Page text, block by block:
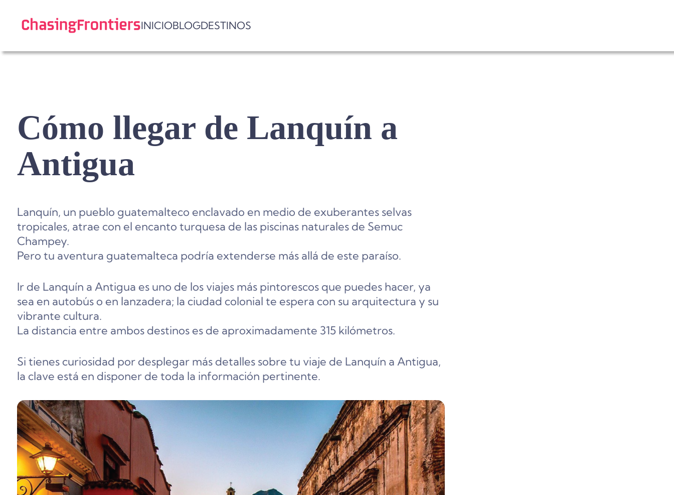
content
INICIOBLOGDESTINOS
Cómo llegar de Lanquín a
Antigua
Lanquín, un pueblo guatemalteco enclavado en medio de exuberantes selvas
tropicales, atrae con el encanto turquesa de las piscinas naturales de Semuc
Champey.
Pero tu aventura guatemalteca podría extenderse más allá de este paraíso.
Ir de Lanquín a Antigua es uno de los viajes más pintorescos que puedes hacer, ya
sea en autobús o en lanzadera; la ciudad colonial te espera con su arquitectura y su
vibrante cultura.
La distancia entre ambos destinos es de aproximadamente 315 kilómetros.
Si tienes curiosidad por desplegar más detalles sobre tu viaje de Lanquín a Antigua,
la clave está en disponer de toda la información pertinente.